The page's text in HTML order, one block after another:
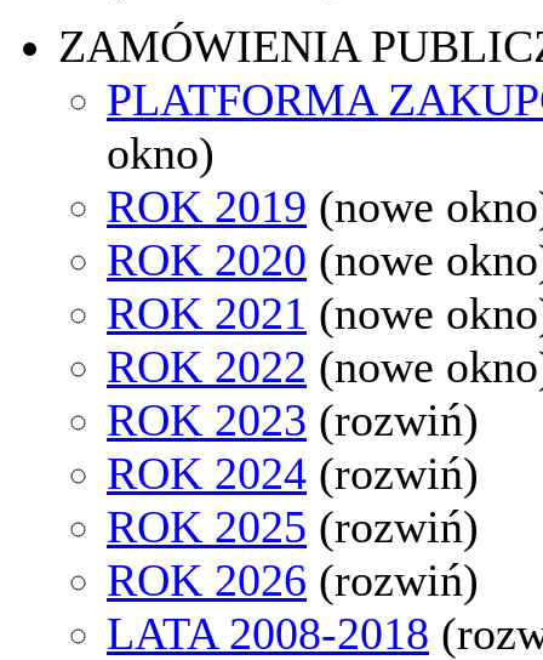
ZAMÓWIENIA
PLATFORMA
okno)
ROK 2019 (nowe
ROK 2020 (nowe
ROK 2021 (nowe
ROK 2022 (nowe
ROK 2023 (rozwiń)
ROK 2024 (rozwiń)
ROK 2025 (rozwiń)
ROK 2026 (rozwiń)
LATA 2008-2018